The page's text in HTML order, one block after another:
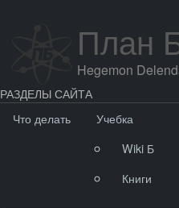
План
Hegemon
РАЗДЕЛЫ САЙТА
Что делать
Учебка
Wiki Б
Книги